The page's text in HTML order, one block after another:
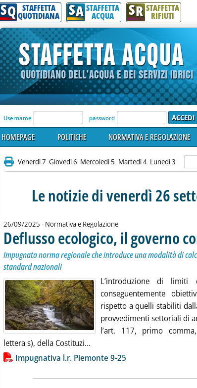
SQ STAFFETTA
QUOTIDIANA SA STAFFETTA
ACQUA SR STAFFETTA
RIFIUTI
'Modulo Login per accedere'
Username password
HOMEPAGE POLITICHE NORMATIVA E REGOLAZIONE
Venerdì 7 Giovedì 6 Mercoledì 5 Martedì 4 Lunedì 3
Le notizie di venerdì 26
26/09/2025 - Normativa e Regolazione
Deflusso ecologico, il governo
Impugnata norma regionale che introduce una modalità di
standard nazionali
L’introduzione di limiti
conseguentemente
rispetto a quelli stabiliti
provvedimenti settoriali di
l’art. 117, primo
lettera s), della Costituzi... Leggi tutta la notizia:
Lista allegati PDF alla notizia
Impugnativa l.r. Piemonte 9-25